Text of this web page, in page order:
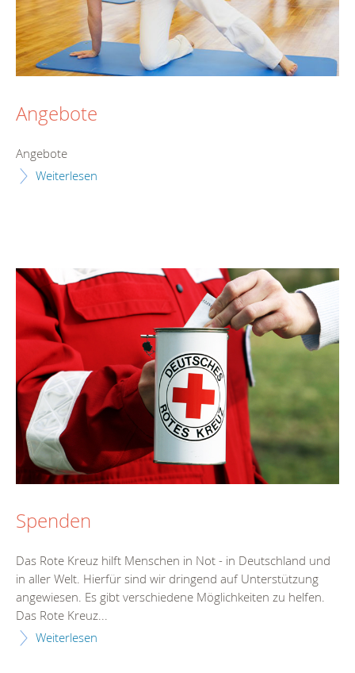
Angebote
Angebote
Weiterlesen
Spenden
Das Rote Kreuz hilft Menschen in Not - in Deutschland und
in aller Welt. Hierfür sind wir dringend auf Unterstützung
angewiesen. Es gibt verschiedene Möglichkeiten zu helfen.
Das Rote Kreuz...
Weiterlesen